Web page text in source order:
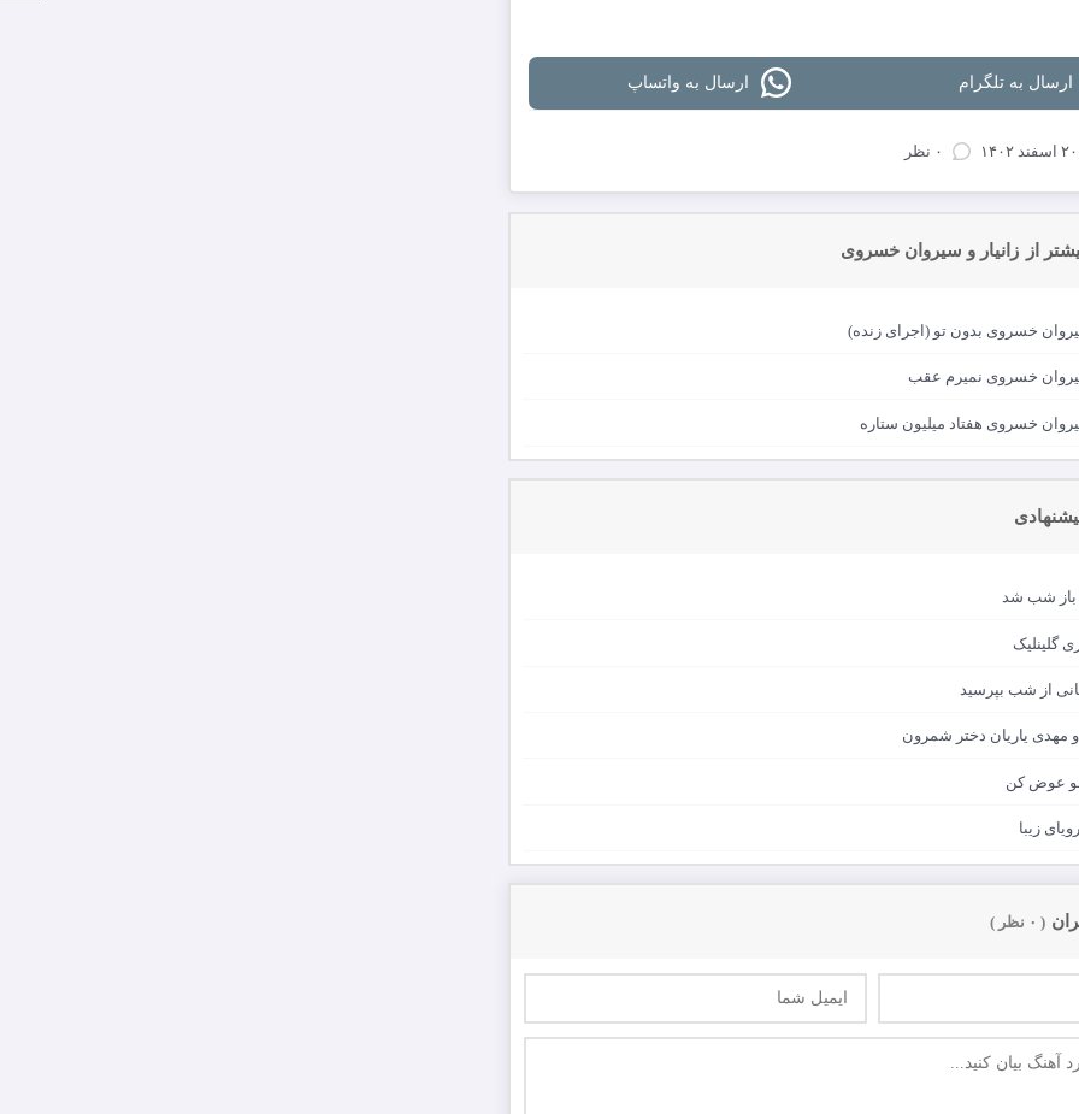
ارسال به تلگرام ارسال به واتساپ
۲۰ اسفند ۱۴۰۲ ۰ نظر
از زانیار و سیروان خسروی
سیروان خسروی بدون تو (اجرای زنده)
سیروان خسروی نمیرم عقب
خسروی هفتاد میلیون ستاره
باز شب شد
گلینلیک
از شب بپرسید
و مهدی یاریان دختر شمرون
عوض کن
زیبا
( ۰ نظر )